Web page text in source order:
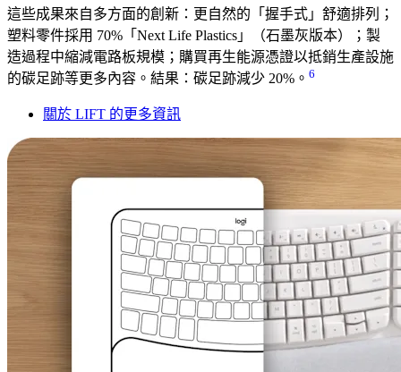
這些成果來自多方面的創新：更自然的「握手式」舒適排列；
塑料零件採用 70%「Next Life Plastics」（石墨灰版本）；製
造過程中縮減電路板規模；購買再生能源憑證以抵銷生產設施
的碳足跡等更多內容。結果：碳足跡減少 20%。 6
關於 LIFT 的更多資訊